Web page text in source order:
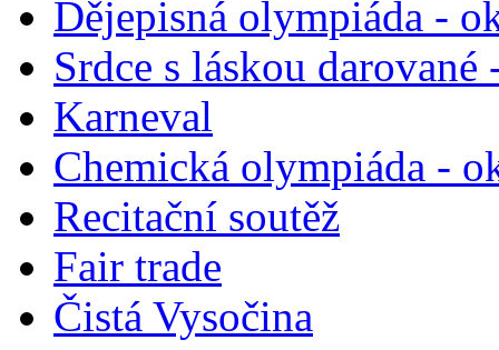
Dějepisná olympiáda -
Srdce s láskou darované
Karneval
Chemická olympiáda -
Recitační soutěž
Fair trade
Čistá Vysočina